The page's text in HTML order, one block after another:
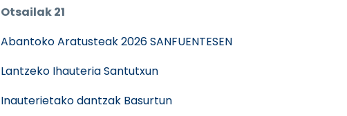
Otsailak 21
Abantoko Aratusteak 2026 SANFUENTESEN
Lantzeko Ihauteria Santutxun
Inauterietako dantzak Basurtun